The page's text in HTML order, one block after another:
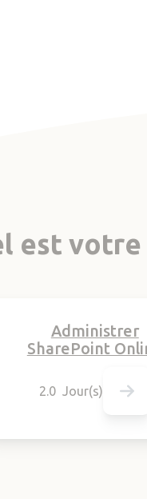
est votre
Administrer
SharePoint
2.0 Jour(s)